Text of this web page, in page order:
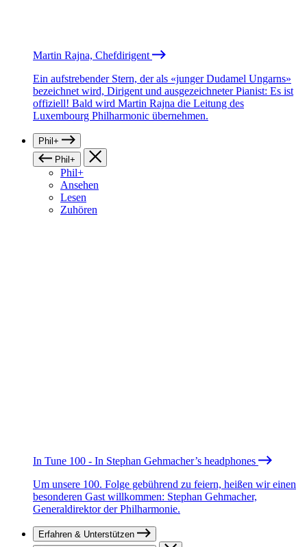
Martin Rajna, Chefdirigent
Ein aufstrebender Stern, der als «junger Dudamel Ungarns»
bezeichnet wird, Dirigent und ausgezeichneter Pianist: Es ist
offiziell! Bald wird Martin Rajna die Leitung des
Luxembourg Philharmonic übernehmen.
Phil+
Phil+
Phil+
Ansehen
Lesen
Zuhören
In Tune 100 - In Stephan Gehmacher’s headphones
Um unsere 100. Folge gebührend zu feiern, heißen wir einen
besonderen Gast willkommen: Stephan Gehmacher,
Generaldirektor der Philharmonie.
Erfahren & Unterstützen